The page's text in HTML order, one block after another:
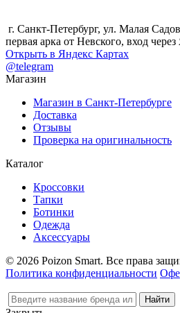
г. Санкт-Петербург, ул. Малая
первая арка от Невского, вход
Открыть в Яндекс Картах
@telegram
Магазин
Магазин в Санкт-Петербурге
Доставка
Отзывы
Проверка на оригинальность
Каталог
Кроссовки
Тапки
Ботинки
Одежда
Аксессуары
© 2026 Poizon Smart. Все права
Политика конфиденциальности